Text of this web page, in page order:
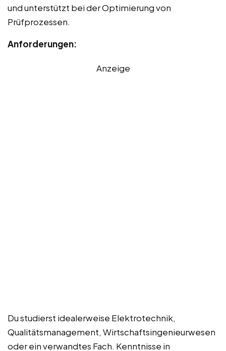
und unterstützt bei der Optimierung von
Prüfprozessen.
Anforderungen:
Anzeige
Du studierst idealerweise Elektrotechnik,
Qualitätsmanagement, Wirtschaftsingenieurwesen
oder ein verwandtes Fach. Kenntnisse in